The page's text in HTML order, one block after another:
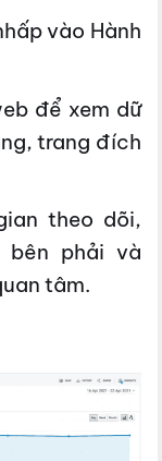
vào Hành
để xem dữ
trang đích
theo dõi,
bên phải và
tâm.